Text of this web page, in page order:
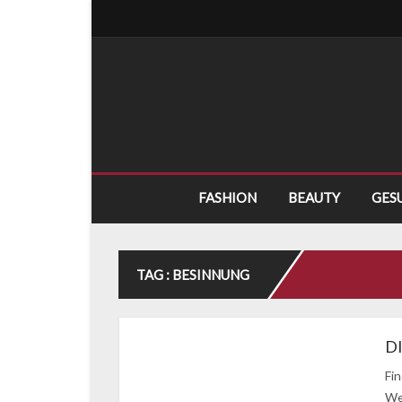
FASHION BEAUTY
TAG : BESINNUNG